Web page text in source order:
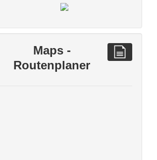
Maps -
Routenplaner